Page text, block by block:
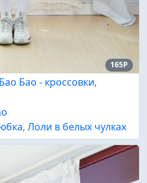
165P
Бао - кроссовки,
, Лоли в белых чулках